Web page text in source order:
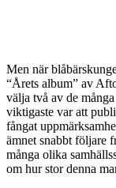
Men när
“Årets album” av
välja två av de
viktigaste var att
fångat
ämnet snabbt följare
många olika
om hur stor denna